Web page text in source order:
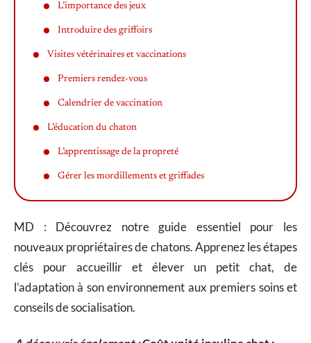
L’importance des jeux
Introduire des griffoirs
Visites vétérinaires et vaccinations
Premiers rendez-vous
Calendrier de vaccination
L’éducation du chaton
L’apprentissage de la propreté
Gérer les mordillements et griffades
MD : Découvrez notre guide essentiel pour les
nouveaux propriétaires de chatons. Apprenez les étapes
clés pour accueillir et élever un petit chat, de
l’adaptation à son environnement aux premiers soins et
conseils de socialisation.